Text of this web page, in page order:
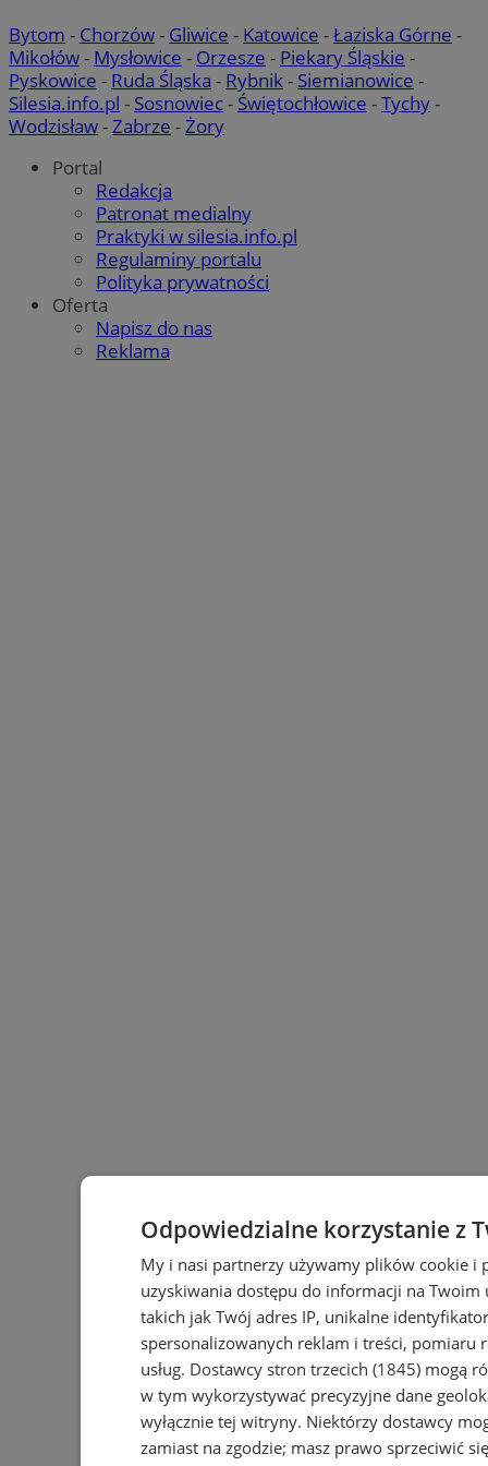
Bytom - Chorzów- Gliwice - Katowice -Łaziska Górne -
Mikołów- Mysłowice - Orzesze - Piekary Śląskie -
Pyskowice - Ruda Śląska - Rybnik- Siemianowice -
Silesia.info.pl - Sosnowiec- Świętochłowice -Tychy-
Wodzisław-Zabrze -Żory
Portal
Redakcja
Patronat medialny
Praktyki w silesia.info.pl
Regulaminy portalu
Polityka prywatności
Oferta
Napisz do nas
Reklama
Odpowiedzialne korzystanie z
My i nasi partnerzy używamy plików cookie
uzyskiwania dostępu do informacji na
takich jak Twój adres IP, unikalne
spersonalizowanych reklam i treści, pomiaru
usług. Dostawcy stron trzecich (1845) mogą
w tym wykorzystywać precyzyjne dane
wyłącznie tej witryny. Niektórzy dostawcy
zamiast na zgodzie; masz prawo sprzeciwić